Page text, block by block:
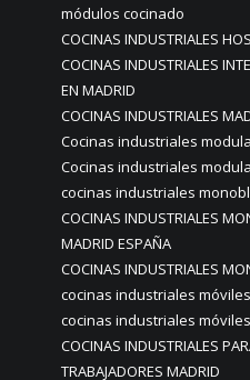
módulos cocinado
COCINAS INDUSTRIALES
COCINAS INDUSTRIALES
EN MADRID
COCINAS INDUSTRIALES
Cocinas industriales
Cocinas industriales
cocinas industriales
COCINAS INDUSTRIALES
MADRID ESPAÑA
COCINAS INDUSTRIALES
cocinas industriales móviles
cocinas industriales
COCINAS INDUSTRIALES
TRABAJADORES MADRID